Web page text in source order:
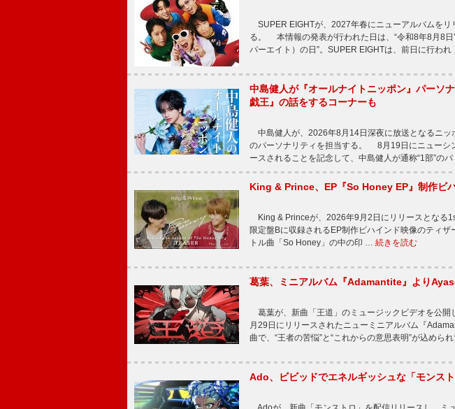
SUPER EIGHTが、2027年春にニューアルバムをリ
る。 本情報の発表が行われた日は、“令和8年8月8日
パーエイト）の日”。SUPER EIGHTは、前日に行われ
中島健人が『オールナイトニッポン』パーソ
戯王』の話をするコーナーも
中島健人が、2026年8月14日深夜に放送となるニッ
のパーソナリティを担当する。 8月19日にニューシ
ースされることを記念して、中島健人が通称“1部”の
King & Prince、EP『So Honey EP』制作ビ
King & Princeが、2026年9月2日にリリースとなる
限定盤Bに収録されるEP制作ビハインド映像のティ
トル曲「So Honey」の中の印 … 続きを読む
葛葉、ミニアルバム『Adamantite』より
葛葉が、新曲「王道」のミュージックビデオを公
月29日にリリースされたニューミニアルバム『
曲で、“王者の苦悩”と“これからの意思表明”が込めら
Ado、ビビッドでエネルギッシュな「モンス